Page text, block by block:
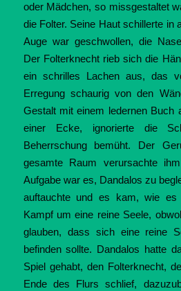
oder Mädchen, so missgestaltet
die Folter. Seine Haut schillerte in
Auge war geschwollen, die
Der Folterknecht rieb sich die
ein schrilles Lachen aus, das
Erregung schaurig von den
Gestalt mit einem ledernen Buch
einer Ecke, ignorierte die
Beherrschung bemüht. Der
gesamte Raum verursachte
Aufgabe war es, Dandalos zu
auftauchte und es kam, wie
Kampf um eine reine Seele,
glauben, dass sich eine reine
befinden sollte. Dandalos hatte
Spiel gehabt, den Folterknecht,
Ende des Flurs schlief,